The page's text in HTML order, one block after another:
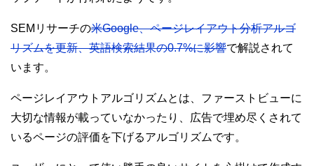
SEMリサーチの米Google、ページレイアウト分析アルゴ
リズムを更新、英語検索結果の0.7%に影響で解説されて
います。
ページレイアウトアルゴリズムとは、ファーストビューに
大切な情報が載っていなかったり、広告で埋め尽くされて
いるページの評価を下げるアルゴリズムです。